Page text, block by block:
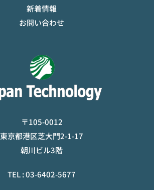
新着情報
お問い合わせ
〒105-0012
東京都港区芝大門2-1-17
朝川ビル3階
TEL :03-6402-5677